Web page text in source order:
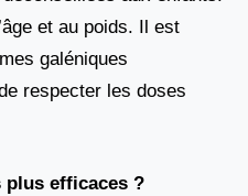
et au poids. Il est
galéniques
respecter les doses
plus efficaces ?